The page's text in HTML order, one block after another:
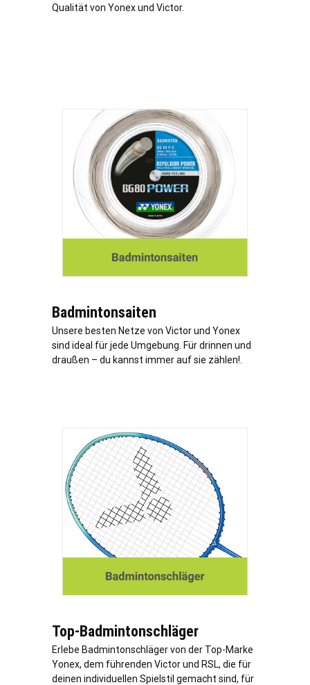
Qualität von Yonex und Victor.
Badmintonsaiten
Unsere besten Netze von Victor und Yonex
sind ideal für jede Umgebung. Für drinnen und
draußen – du kannst immer auf sie zählen!.
Top-Badmintonschläger
Erlebe Badmintonschläger von der Top-Marke
Yonex, dem führenden Victor und RSL, die für
deinen individuellen Spielstil gemacht sind, für